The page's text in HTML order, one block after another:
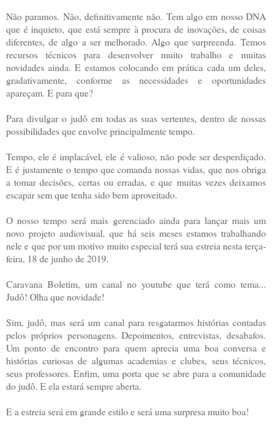
Não paramos. Não, definitivamente não. Tem algo em nosso DNA
que é inquieto, que está sempre à procura de inovações, de coisas
diferentes, de algo a ser melhorado. Algo que surpreenda. Temos
recursos técnicos para desenvolver muito trabalho e muitas
novidades ainda. E estamos colocando em prática cada um deles,
gradativamente, conforme as necessidades e oportunidades
apareçam. E para que?
Para divulgar o judô em todas as suas vertentes, dentro de nossas
possibilidades que envolve principalmente tempo.
Tempo, ele é implacável, ele é valioso, não pode ser desperdiçado.
E é justamente o tempo que comanda nossas vidas, que nos obriga
a tomar decisões, certas ou erradas, e que muitas vezes deixamos
escapar sem que tenha sido bem aproveitado.
O nosso tempo será mais gerenciado ainda para lançar mais um
novo projeto audiovisual, que há seis meses estamos trabalhando
nele e que por um motivo muito especial terá sua estreia nesta terça-
feira, 18 de junho de 2019.
Caravana Boletim, um canal no youtube que terá como tema...
Judô! Olha que novidade!
Sim, judô, mas será um canal para resgatarmos histórias contadas
pelos próprios personagens. Depoimentos, entrevistas, desabafos.
Um ponto de encontro para quem aprecia uma boa conversa e
histórias curiosas de algumas academias e clubes, seus técnicos,
seus professores. Enfim, uma porta que se abre para a comunidade
do judô. E ela estará sempre aberta.
E a estreia será em grande estilo e será uma surpresa muito boa!